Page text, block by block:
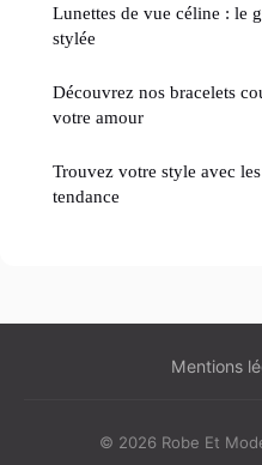
Lunettes de vue céline : le
stylée
Découvrez nos bracelets
votre amour
Trouvez votre style avec
tendance
Mentions
© 2026 Robe Et